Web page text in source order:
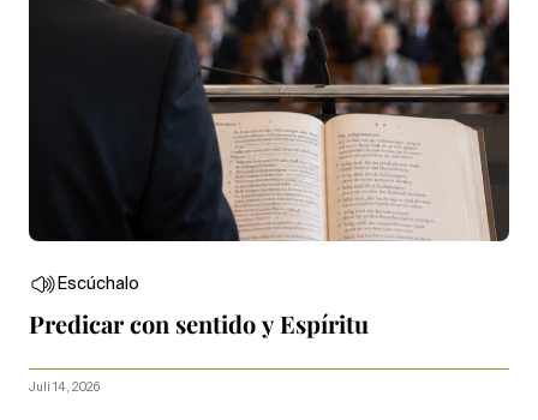
Escúchalo
Predicar con sentido y Espíritu
Juli 14, 2026